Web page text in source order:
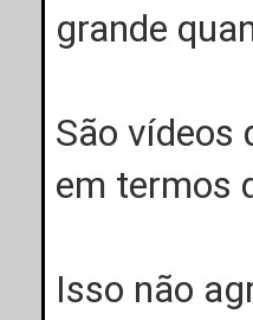
grande
São vídeos
em termos
Isso não